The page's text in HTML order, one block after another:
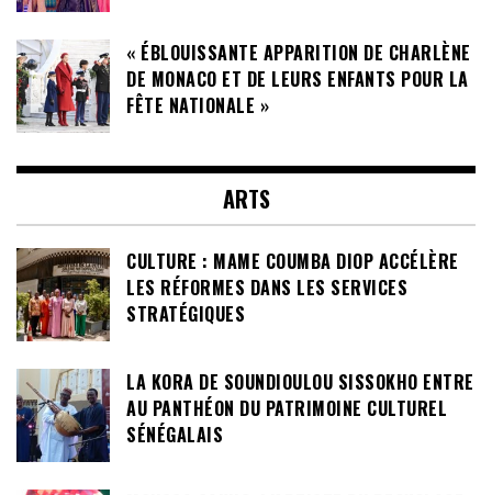
« ÉBLOUISSANTE APPARITION DE CHARLÈNE
DE MONACO ET DE LEURS ENFANTS POUR LA
FÊTE NATIONALE »
ARTS
CULTURE : MAME COUMBA DIOP ACCÉLÈRE
LES RÉFORMES DANS LES SERVICES
STRATÉGIQUES
LA KORA DE SOUNDIOULOU SISSOKHO ENTRE
AU PANTHÉON DU PATRIMOINE CULTUREL
SÉNÉGALAIS